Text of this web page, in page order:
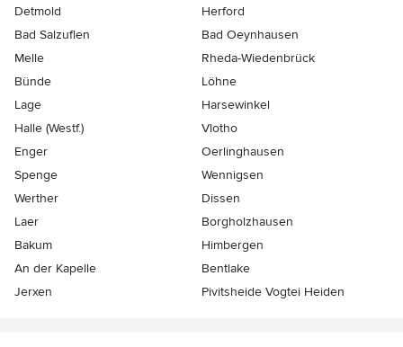
Detmold
Herford
Bad Salzuflen
Bad Oeynhausen
Melle
Rheda-Wiedenbrück
Bünde
Löhne
Lage
Harsewinkel
Halle (Westf.)
Vlotho
Enger
Oerlinghausen
Spenge
Wennigsen
Werther
Dissen
Laer
Borgholzhausen
Bakum
Himbergen
An der Kapelle
Bentlake
Jerxen
Pivitsheide Vogtei Heiden